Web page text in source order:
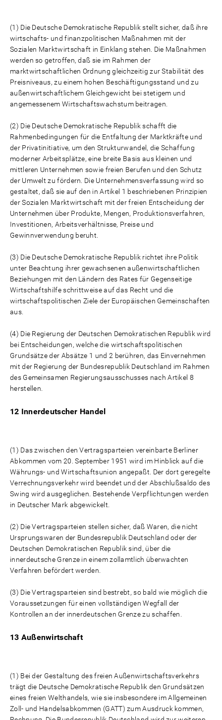
(1) Die Deutsche Demokratische Republik stellt sicher, daß ihre
wirtschafts- und finanzpolitischen Maßnahmen mit der
Sozialen Marktwirtschaft in Einklang stehen. Die Maßnahmen
werden so getroffen, daß sie im Rahmen der
marktwirtschaftlichen Ordnung gleichzeitig zur Stabilität des
Preisniveaus, zu einem hohen Beschäftigungsstand und zu
außenwirtschaftlichem Gleichgewicht bei stetigem und
angemessenem Wirtschaftswachstum beitragen.
(2) Die Deutsche Demokratische Republik schafft die
Rahmenbedingungen für die Entfaltung der Marktkräfte und
der Privatinitiative, um den Strukturwandel, die Schaffung
moderner Arbeitsplätze, eine breite Basis aus kleinen und
mittleren Unternehmen sowie freien Berufen und den Schutz
der Umwelt zu fördern. Die Unternehmensverfassung wird so
gestaltet, daß sie auf den in Artikel 1 beschriebenen Prinzipien
der Sozialen Marktwirtschaft mit der freien Entscheidung der
Unternehmen über Produkte, Mengen, Produktionsverfahren,
Investitionen, Arbeitsverhältnisse, Preise und
Gewinnverwendung beruht.
(3) Die Deutsche Demokratische Republik richtet ihre Politik
unter Beachtung ihrer gewachsenen außenwirtschaftlichen
Beziehungen mit den Ländern des Rates für Gegenseitige
Wirtschaftshilfe schrittweise auf das Recht und die
wirtschaftspolitischen Ziele der Europäischen Gemeinschaften
aus.
(4) Die Regierung der Deutschen Demokratischen Republik wird
bei Entscheidungen, welche die wirtschaftspolitischen
Grundsätze der Absätze 1 und 2 berühren, das Einvernehmen
mit der Regierung der Bundesrepublik Deutschland im Rahmen
des Gemeinsamen Regierungsausschusses nach Artikel 8
herstellen.
12 Innerdeutscher Handel
(1) Das zwischen den Vertragsparteien vereinbarte Berliner
Abkommen vom 20. September 1951 wird im Hinblick auf die
Währungs- und Wirtschaftsunion angepaßt. Der dort geregelte
Verrechnungsverkehr wird beendet und der Abschlußsaldo des
Swing wird ausgeglichen. Bestehende Verpflichtungen werden
in Deutscher Mark abgewickelt.
(2) Die Vertragsparteien stellen sicher, daß Waren, die nicht
Ursprungswaren der Bundesrepublik Deutschland oder der
Deutschen Demokratischen Republik sind, über die
innerdeutsche Grenze in einem zollamtlich überwachten
Verfahren befördert werden.
(3) Die Vertragsparteien sind bestrebt, so bald wie möglich die
Voraussetzungen für einen vollständigen Wegfall der
Kontrollen an der innerdeutschen Grenze zu schaffen.
13 Außenwirtschaft
(1) Bei der Gestaltung des freien Außenwirtschaftsverkehrs
trägt die Deutsche Demokratische Republik den Grundsätzen
eines freien Welthandels, wie sie insbesondere im Allgemeinen
Zoll- und Handelsabkommen (GATT) zum Ausdruck kommen,